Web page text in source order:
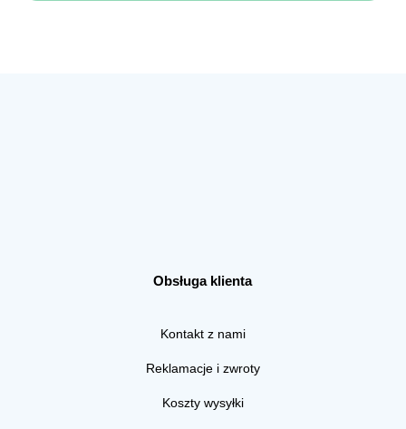
Obsługa klienta
Kontakt z nami
Reklamacje i zwroty
Koszty wysyłki